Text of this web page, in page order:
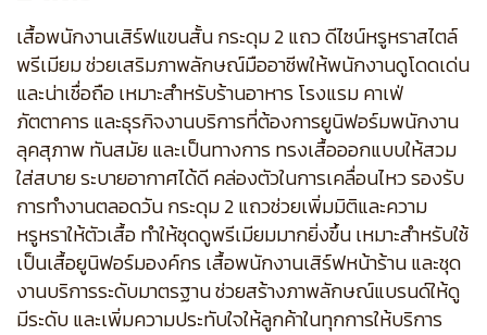
เสื้อพนักงานเสิร์ฟแขนสั้น กระดุม 2 แถว ดีไซน์หรูหราสไตล์
พรีเมียม ช่วยเสริมภาพลักษณ์มืออาชีพให้พนักงานดูโดดเด่น
และน่าเชื่อถือ เหมาะสำหรับร้านอาหาร โรงแรม คาเฟ่
ภัตตาคาร และธุรกิจงานบริการที่ต้องการยูนิฟอร์มพนักงาน
ลุคสุภาพ ทันสมัย และเป็นทางการ ทรงเสื้อออกแบบให้สวม
ใส่สบาย ระบายอากาศได้ดี คล่องตัวในการเคลื่อนไหว รองรับ
การทำงานตลอดวัน กระดุม 2 แถวช่วยเพิ่มมิติและความ
หรูหราให้ตัวเสื้อ ทำให้ชุดดูพรีเมียมมากยิ่งขึ้น เหมาะสำหรับใช้
เป็นเสื้อยูนิฟอร์มองค์กร เสื้อพนักงานเสิร์ฟหน้าร้าน และชุด
งานบริการระดับมาตรฐาน ช่วยสร้างภาพลักษณ์แบรนด์ให้ดู
มีระดับ และเพิ่มความประทับใจให้ลูกค้าในทุกการให้บริการ